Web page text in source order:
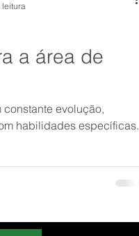
a área de
evolução,
habilidades específicas.
leitura